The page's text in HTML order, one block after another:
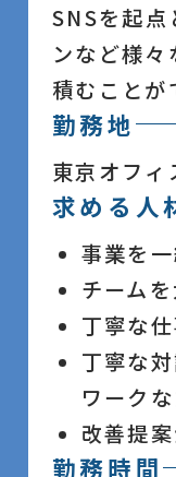
SNSを起
ンなど様
積むことが
勤務地
東京オフ
求める人
事業を
チーム
丁寧な
丁寧な
ワークな
改善提
勤務時間